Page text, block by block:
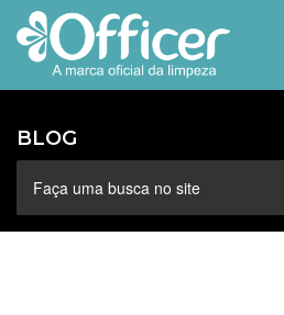
BLOG